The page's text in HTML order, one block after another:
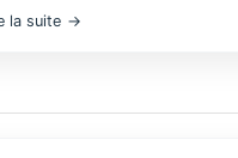
la suite